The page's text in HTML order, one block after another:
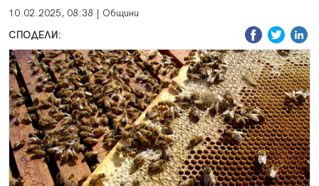
10.02.2025, 08:38 | Общини
СПОДЕЛИ: